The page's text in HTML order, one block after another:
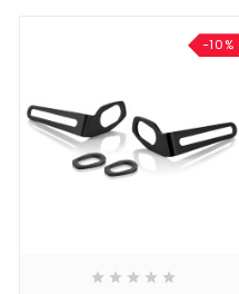
-10%
    